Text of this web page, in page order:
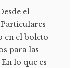
el
en el boleto
para las
lo que es